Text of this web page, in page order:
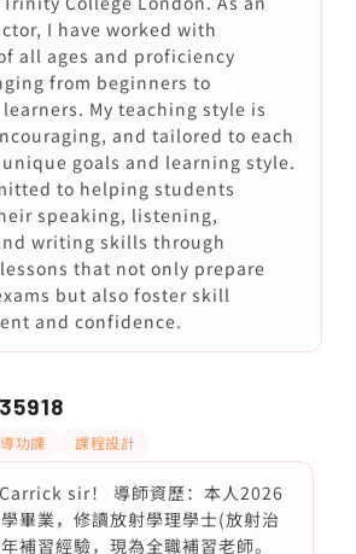
I have worked with
all ages and proficiency
from beginners to
My teaching style is
and tailored to each
goals and learning style.
to helping students
speaking, listening,
writing skills through
that not only prepare
but also foster skill
and confidence.
功課 課程設計
sir！ 導師資歷：本人2026
畢業，修讀放射學理學士(放射治
補習經驗，現為全職補習老師。